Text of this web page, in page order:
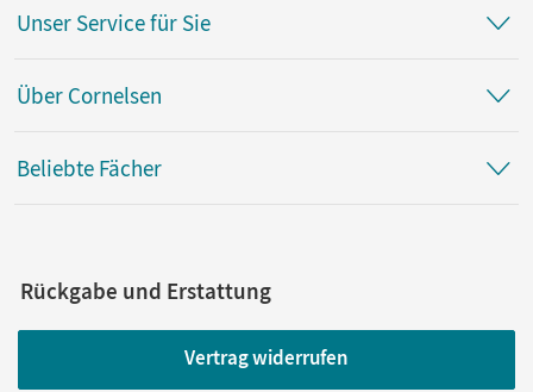
Unser Service für Sie
Über Cornelsen
Beliebte Fächer
Rückgabe und Erstattung
Vertrag widerrufen